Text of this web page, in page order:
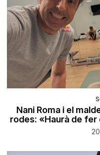
Nani Roma i el
rodes: «Haurà de